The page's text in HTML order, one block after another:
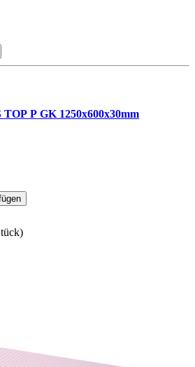
P GK 1250x600x30mm